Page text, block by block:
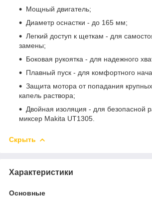
Мощный двигатель;
Диаметр оснастки - до 165 мм;
Легкий доступ к щеткам - для
замены;
Боковая рукоятка - для надежного
Плавный пуск - для комфортного
Защита мотора от попадания
капель раствора;
Двойная изоляция - для безопасной
миксер Makita UT1305.
Скрыть
Характеристики
Основные